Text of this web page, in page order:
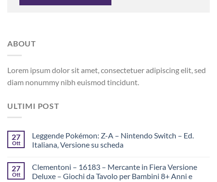
ABOUT
Lorem ipsum dolor sit amet, consectetuer adipiscing elit, sed
diam nonummy nibh euismod tincidunt.
ULTIMI POST
27
Ott
Leggende Pokémon: Z-A – Nintendo Switch – Ed.
Italiana, Versione su scheda
27
Ott
Clementoni – 16183 – Mercante in Fiera Versione
Deluxe – Giochi da Tavolo per Bambini 8+ Anni e